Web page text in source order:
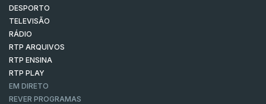
DESPORTO
TELEVISÃO
RÁDIO
RTP ARQUIVOS
RTP ENSINA
RTP PLAY
EM DIRETO
REVER PROGRAMAS